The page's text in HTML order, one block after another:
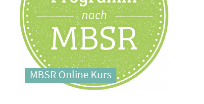
MBSR Online Kurs